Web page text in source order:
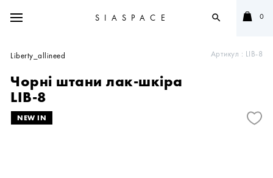
SIASPACE search 0
Артикул : LIB-8
Liberty_allineed
Чорні штани лак-шкіра
LIB-8